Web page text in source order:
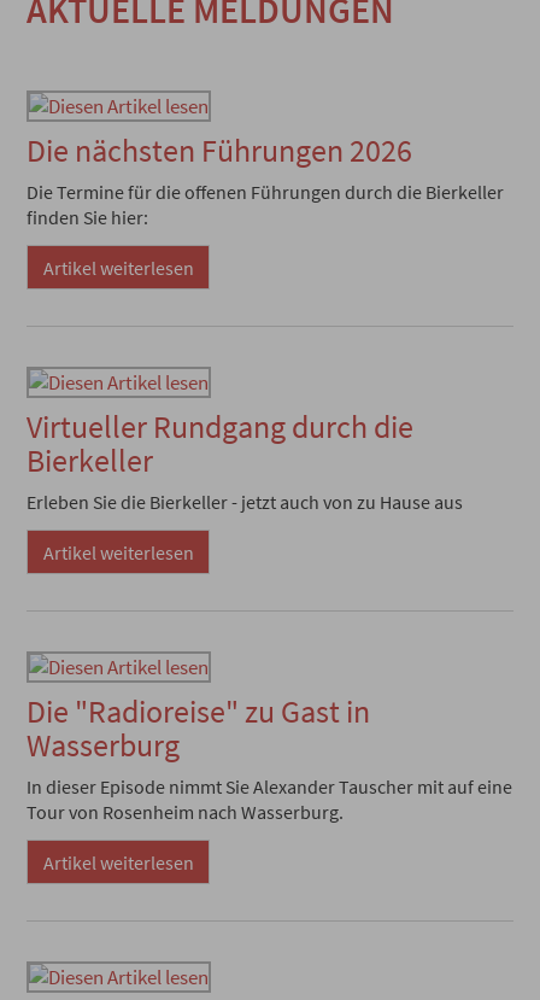
AKTUELLE MELDUNGEN
Die nächsten Führungen 2026
Die Termine für die offenen Führungen durch die Bierkeller
finden Sie hier:
Artikel weiterlesen
Virtueller Rundgang durch die
Bierkeller
Erleben Sie die Bierkeller - jetzt auch von zu Hause aus
Artikel weiterlesen
Die "Radioreise" zu Gast in
Wasserburg
In dieser Episode nimmt Sie Alexander Tauscher mit auf eine
Tour von Rosenheim nach Wasserburg.
Artikel weiterlesen